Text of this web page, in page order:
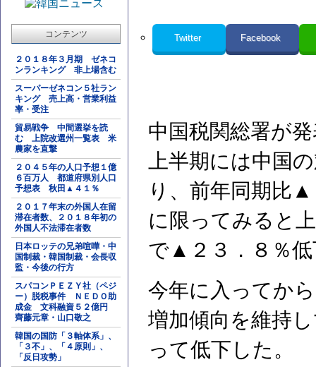
コンテンツ
２０１８年３月期 ゼネコ
ンランキング 非上場含む
スーパーゼネコン５社ラン
キング 売上高・営業利益
率・受注
貿易戦争 中間選挙を読
む 上院改選州一覧表 米
農家を直撃
２０４５年の人口予想１億
６百万人 都道府県別人口
予想表 秋田▲４１％
２０１７年末の外国人在留
滞在者数、２０１８年初の
外国人不法滞在者数
日本ロッテの兄弟喧嘩・中
国制裁・韓国制裁・会長収
監・今後の行方
スパコンＰＥＺＹ社（ペジ
ー）脱税事件 ＮＥＤＯ助
成金 文科融資５２億円
齊藤元章・山口敬之
韓国の国防「３軸体系」、
「３不」、「４原則」、
「反日攻勢」
Twitter Facebook
中国税関総署が
上半期には中国
り、前年同期比
に限ってみると
で▲２３．８％
今年に入ってか
増加傾向を維持
って低下した。